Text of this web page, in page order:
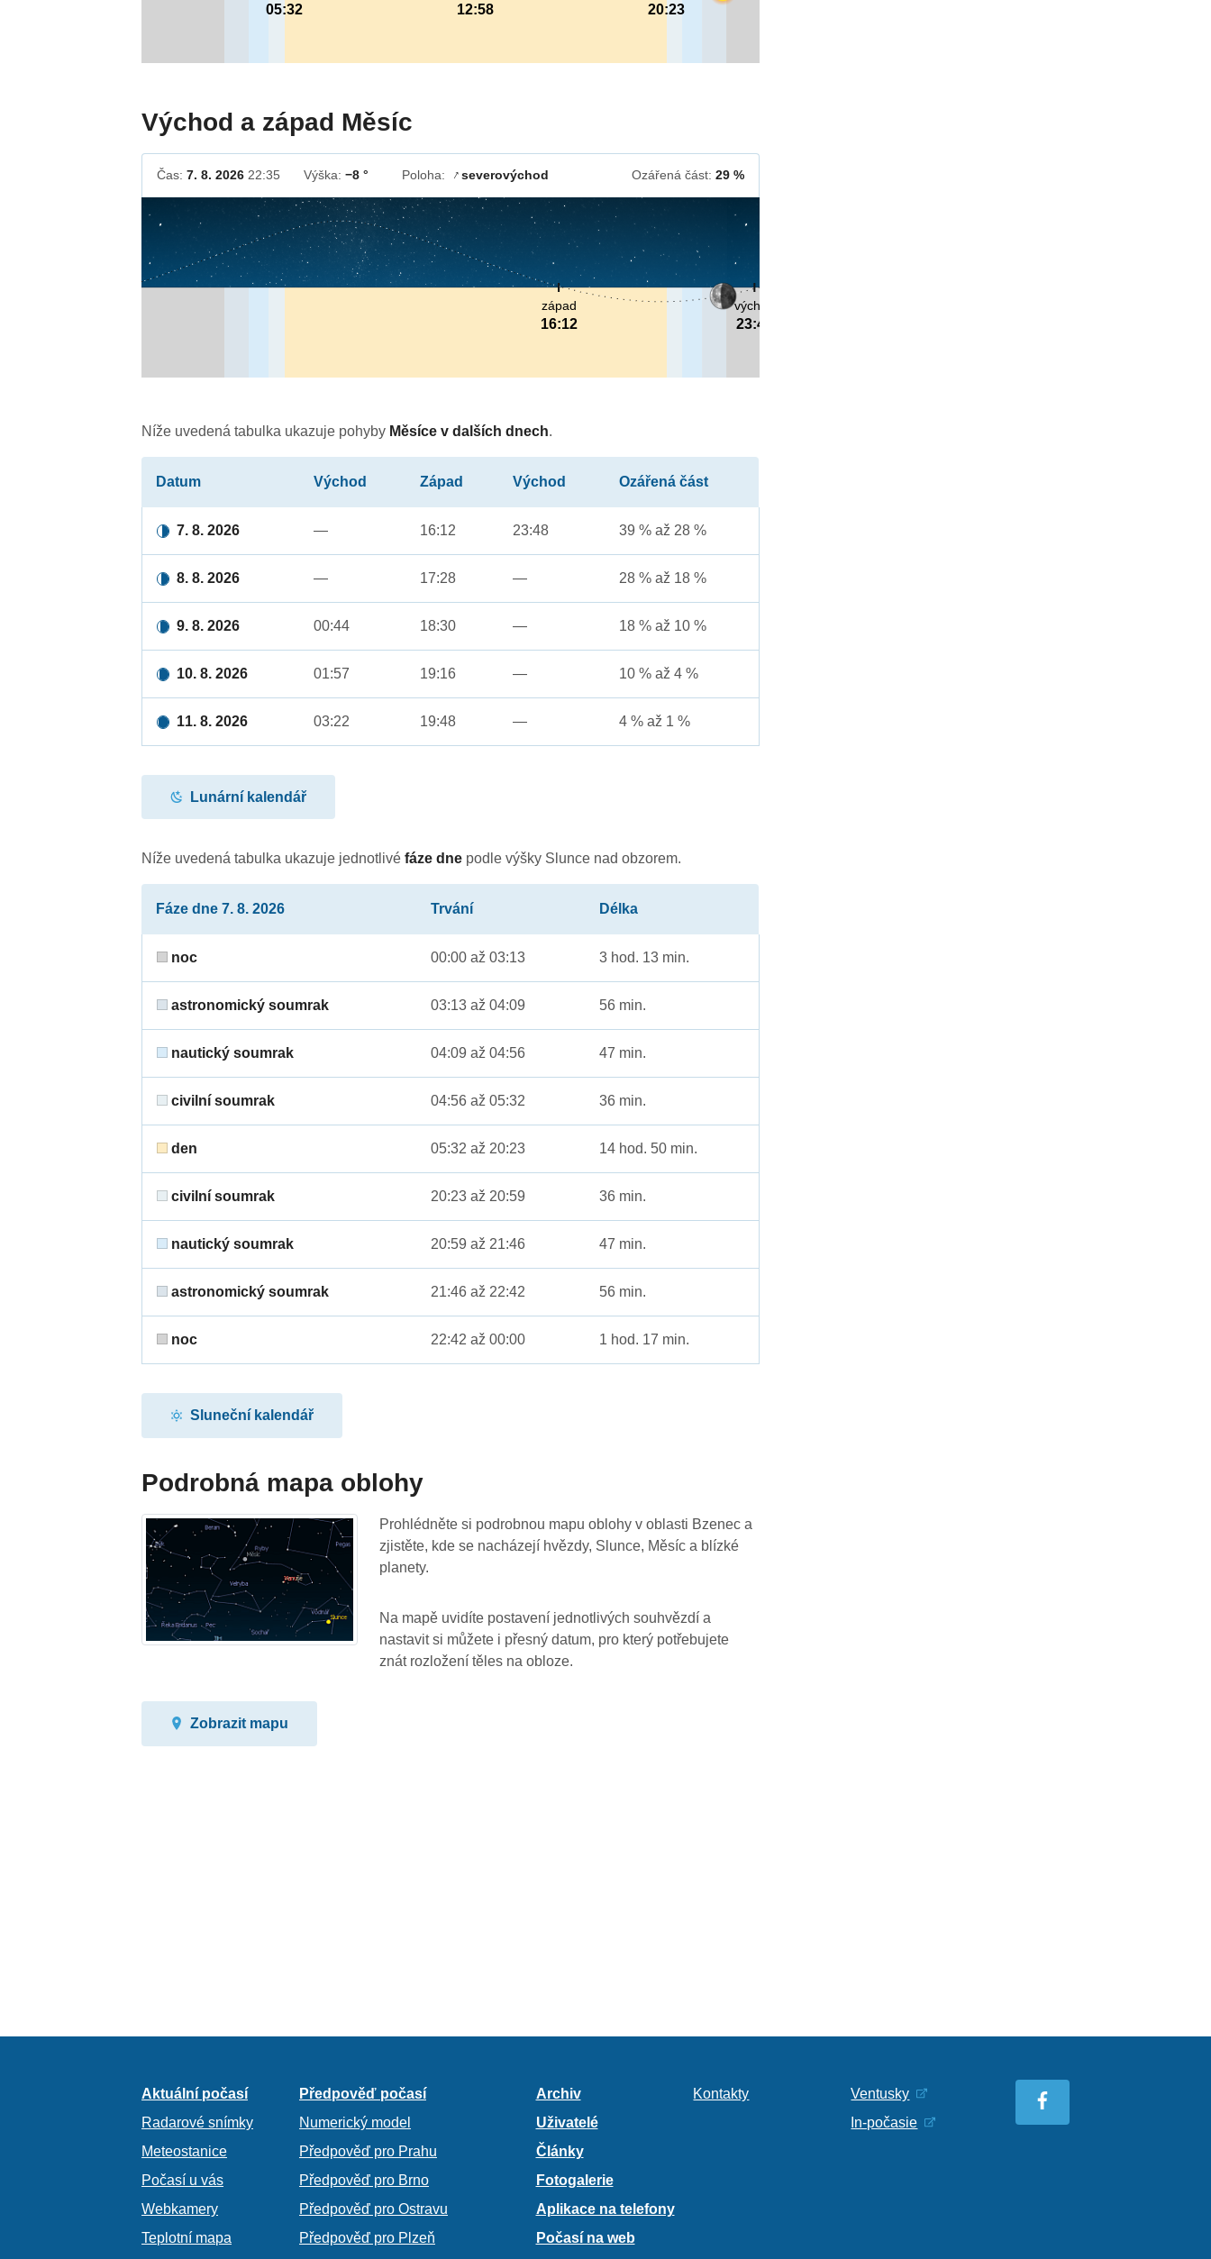
12:58
05:32 20:23
Východ a západ Měsíc
Čas:7. 8. 2026 22:35 Výška:−8 ° Poloha: ↓severovýchod Ozářená část: 29 %
východ
23:48
západ
16:12
Níže uvedená tabulka ukazuje pohyby Měsíce v dalších dnech.
Datum Východ Západ Východ Ozářená část
7. 8. 2026 — 16:12 23:48 39 % až 28 %
8. 8. 2026 — 17:28 — 28 % až 18 %
9. 8. 2026 00:44 18:30 — 18 % až 10 %
10. 8. 2026 01:57 19:16 — 10 % až 4 %
11. 8. 2026 03:22 19:48 — 4 % až 1 %
Lunární kalendář
Níže uvedená tabulka ukazuje jednotlivéfáze dne podle výšky Slunce nad obzorem.
Fáze dne 7. 8. 2026 Trvání Délka
noc 00:00 až 03:13 3 hod. 13 min.
astronomický soumrak 03:13 až 04:09 56 min.
nautický soumrak 04:09 až 04:56 47 min.
civilní soumrak 04:56 až 05:32 36 min.
den 05:32 až 20:23 14 hod. 50 min.
civilní soumrak 20:23 až 20:59 36 min.
nautický soumrak 20:59 až 21:46 47 min.
astronomický soumrak 21:46 až 22:42 56 min.
noc 22:42 až 00:00 1 hod. 17 min.
Sluneční kalendář
Podrobná mapa oblohy
Prohlédněte si podrobnou mapu oblohy v oblasti Bzenec a
zjistěte, kde se nacházejí hvězdy, Slunce, Měsíc a blízké
planety.
Na mapě uvidíte postavení jednotlivých souhvězdí a
nastavit si můžete i přesný datum, pro který potřebujete
znát rozložení těles na obloze.
Zobrazit mapu
Aktuální počasí
Radarové snímky
Meteostanice
Počasí u vás
Webkamery
Teplotní mapa
Předpověď počasí
Numerický model
Předpověď pro Prahu
Předpověď pro Brno
Předpověď pro Ostravu
Předpověď pro Plzeň
Archiv
Uživatelé
Články
Fotogalerie
Aplikace na telefony
Počasí na web
Kontakty
Ventusky
In-počasie